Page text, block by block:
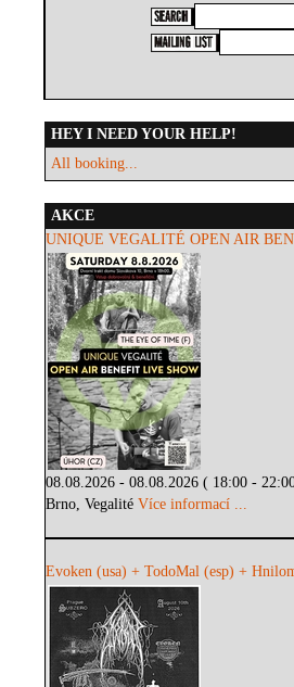
HEY I NEED YOUR HELP!
All booking...
AKCE
UNIQUE VEGALITÉ OPEN AIR
08.08.2026 - 08.08.2026 ( 18:00 -
Brno, VegalitéVíce informací ...
Evoken (usa) + TodoMal (esp) +